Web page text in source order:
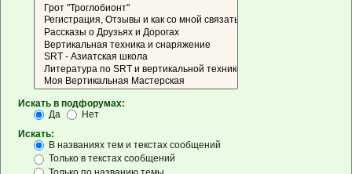
Искать в подфорумах:
Да
Нет
Искать:
В названиях тем и текстах сообщений
Только в текстах сообщений